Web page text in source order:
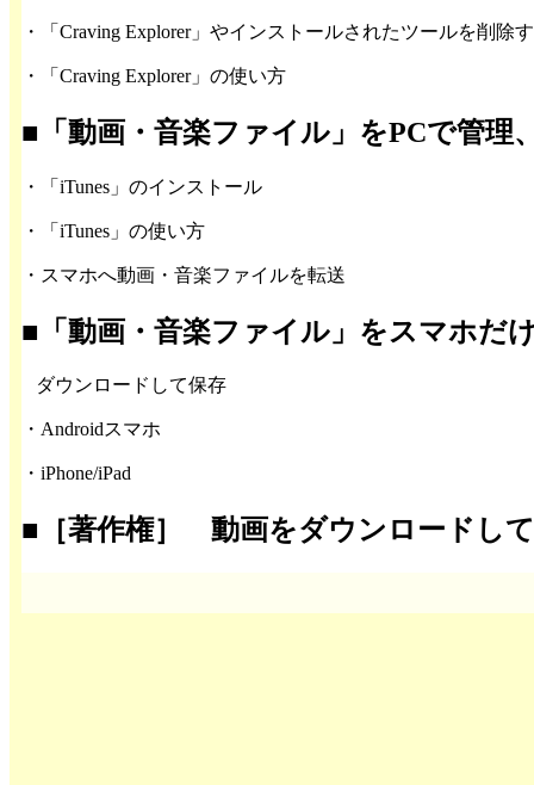
・「Craving Explorer」やインストールされたツールを削除
・「Craving Explorer」の使い方
■「動画・音楽ファイル」をPCで管理
・「iTunes」のインストール
・「iTunes」の使い方
・スマホへ動画・音楽ファイルを転送
■「動画・音楽ファイル」をスマホだ
ダウンロードして保存
・Androidスマホ
・iPhone/iPad
■［著作権］ 動画をダウンロードし